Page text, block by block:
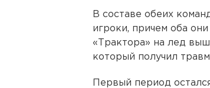
В составе обеих
игроки, причем оба
«Трактора» на лед
который получил
Первый период